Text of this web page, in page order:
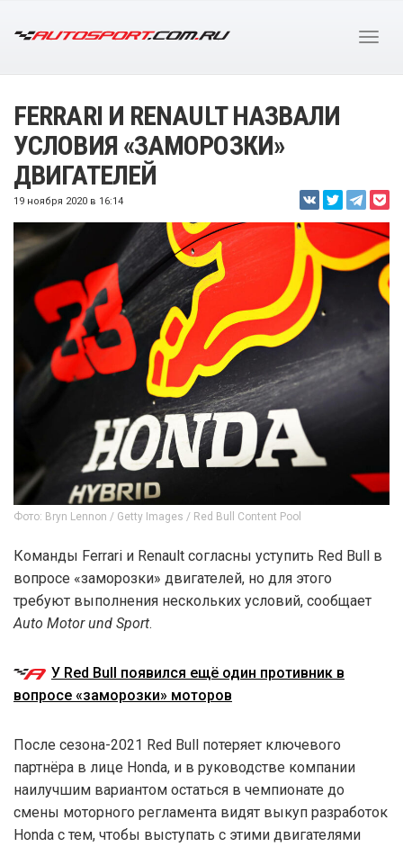
FERRARI И RENAULT НАЗВАЛИ
УСЛОВИЯ «ЗАМОРОЗКИ»
ДВИГАТЕЛЕЙ
19 ноября 2020 в 16:14
Фото: Bryn Lennon / Getty Images / Red Bull Content Pool
Команды Ferrari и Renault согласны уступить Red Bull в
вопросе «заморозки» двигателей, но для этого
требуют выполнения нескольких условий, сообщает
Auto Motor und Sport.
У Red Bull появился ещё один противник в
вопросе «заморозки» моторов
После сезона-2021 Red Bull потеряет ключевого
партнёра в лице Honda, и в руководстве компании
наилучшим вариантом остаться в чемпионате до
смены моторного регламента видят выкуп разработок
Honda с тем, чтобы выступать с этими двигателями